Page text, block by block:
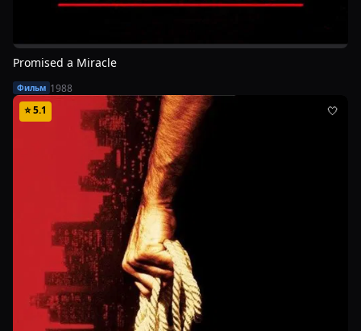
Promised a Miracle
Фильм 1988
⭐5.1 🤍